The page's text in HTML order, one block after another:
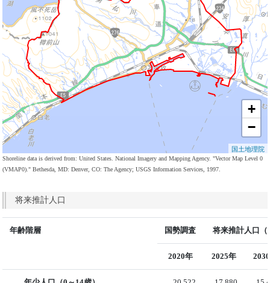
+
−
国土地理院
Shoreline data is derived from: United States. National Imagery and Mapping Agency. "Vector Map Level 0
(VMAP0)." Bethesda, MD: Denver, CO: The Agency; USGS Information Services, 1997.
将来推計人口
年齢階層 国勢調査 将来推計人口（
2020年 2025年